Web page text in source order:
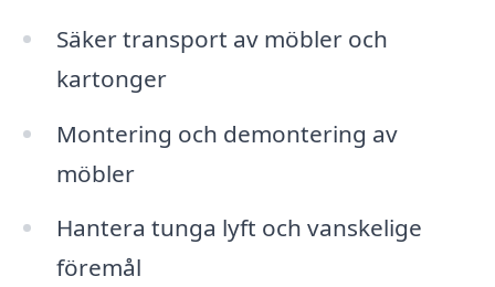
Säker transport av möbler och
kartonger
Montering och demontering av
möbler
Hantera tunga lyft och vanskelige
föremål